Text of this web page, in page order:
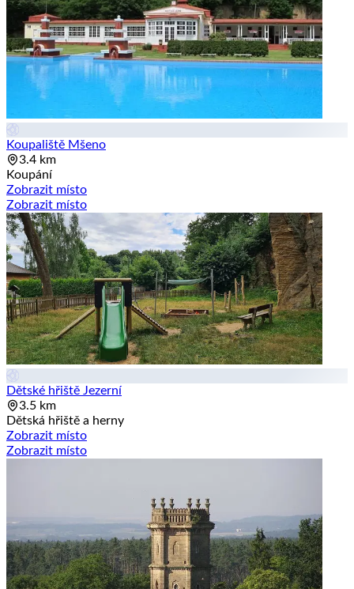
Koupaliště Mšeno
3.4 km
Koupání
Zobrazit místo
Zobrazit místo
Dětské hřiště Jezerní
3.5 km
Dětská hřiště a herny
Zobrazit místo
Zobrazit místo